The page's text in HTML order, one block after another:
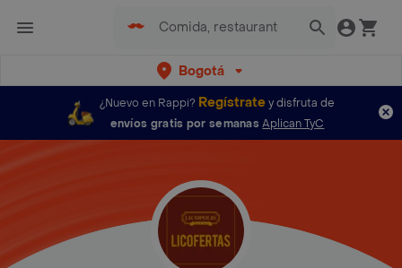
Bogotá
¿Nuevo en Rappi? Regístratey disfruta de
envíos gratis por semanas Aplican TyC